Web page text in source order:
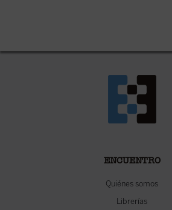
ENCUENTRO
Quiénes somos
Librerías